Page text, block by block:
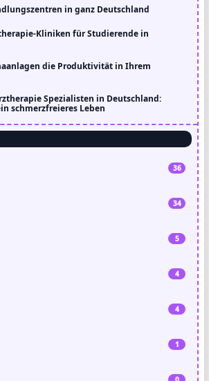
in ganz Deutschland
Kliniken für Studierende in
die Produktivität in Ihrem
Spezialisten in Deutschland:
schmerzfreieres Leben
36
34
5
4
4
1